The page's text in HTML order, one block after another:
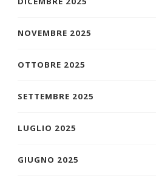
NOVEMBRE 2025
OTTOBRE 2025
SETTEMBRE 2025
LUGLIO 2025
GIUGNO 2025